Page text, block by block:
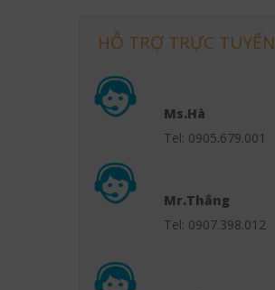
HỖ TRỢ TRỰC TUYẾN
Ms.Hà
Tel: 0905.679.001
Mr.Thắng
Tel: 0907.398.012